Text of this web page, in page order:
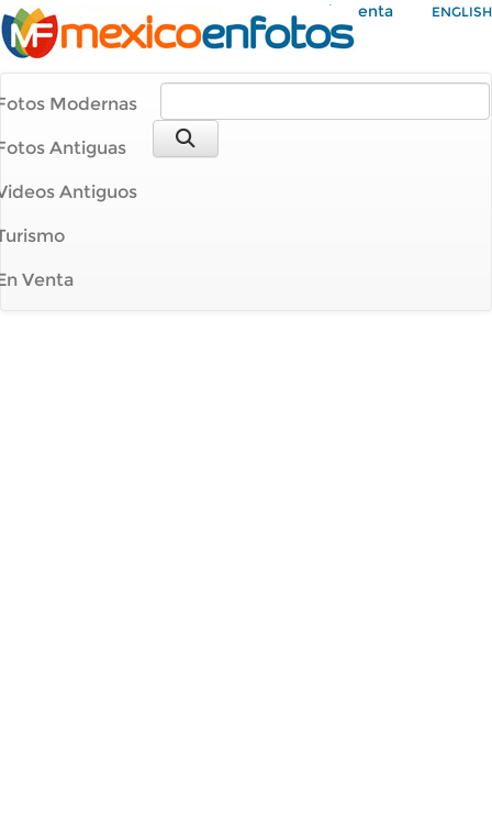
Mi Cuenta ENGLISH
Modernas
Antiguas
Antiguos
Venta